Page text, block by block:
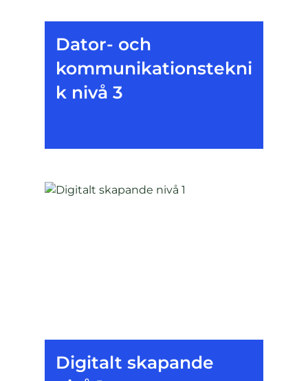
Dator- och
kommunikationstekni
k nivå 3
Digitalt skapande